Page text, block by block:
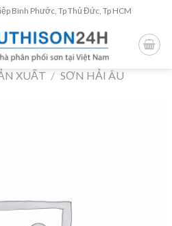
Bình Phước, Tp Thủ Đức, Tp HCM
XUẤT / SƠN HẢI ÂU